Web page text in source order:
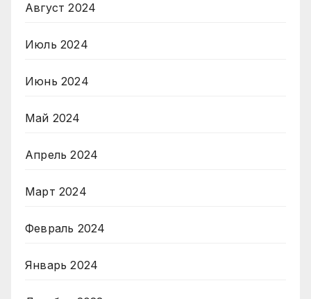
Август 2024
Июль 2024
Июнь 2024
Май 2024
Апрель 2024
Март 2024
Февраль 2024
Январь 2024